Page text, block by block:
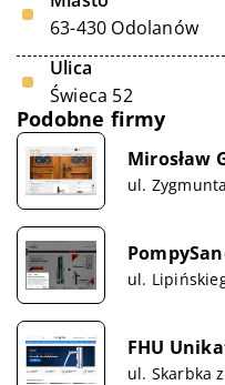
63-430 Odolanów
Ulica
Świeca 52
Podobne firmy
Mirosław
ul.
ul.
FHU
ul. Skarbka